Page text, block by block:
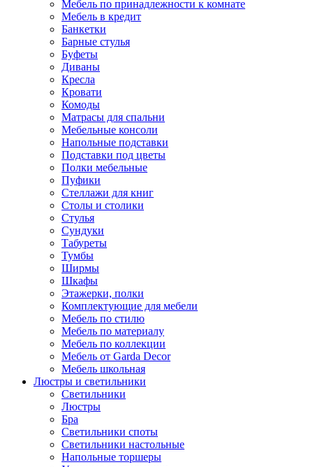
Мебель по принадлежности к комнате
Мебель в кредит
Банкетки
Барные стулья
Буфеты
Диваны
Кресла
Кровати
Комоды
Матрасы для спальни
Мебельные консоли
Напольные подставки
Подставки под цветы
Полки мебельные
Пуфики
Стеллажи для книг
Столы и столики
Стулья
Сундуки
Табуреты
Тумбы
Ширмы
Шкафы
Этажерки, полки
Комплектующие для мебели
Мебель по стилю
Мебель по материалу
Мебель по коллекции
Мебель от Garda Decor
Мебель школьная
Люстры и светильники
Светильники
Люстры
Бра
Светильники споты
Светильники настольные
Напольные торшеры